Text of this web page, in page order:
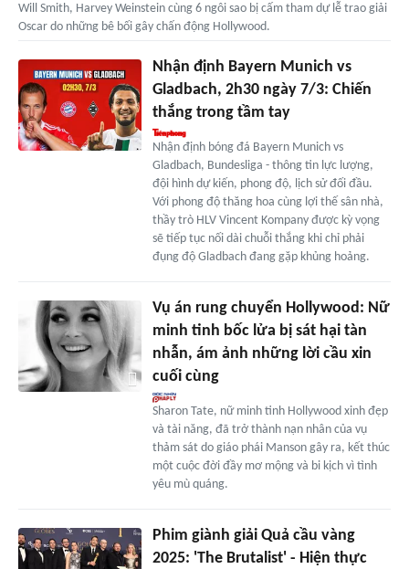
Will Smith, Harvey Weinstein cùng 6 ngôi sao bị cấm tham dự lễ trao giải
Oscar do những bê bối gây chấn động Hollywood.
Nhận định Bayern Munich vs
Gladbach, 2h30 ngày 7/3: Chiến
thắng trong tầm tay
Nhận định bóng đá Bayern Munich vs
Gladbach, Bundesliga - thông tin lực lượng,
đội hình dự kiến, phong độ, lịch sử đối đầu.
Với phong độ thăng hoa cùng lợi thế sân nhà,
thầy trò HLV Vincent Kompany được kỳ vọng
sẽ tiếp tục nối dài chuỗi thắng khi chỉ phải
đụng độ Gladbach đang gặp khủng hoảng.
Vụ án rung chuyển Hollywood: Nữ
minh tinh bốc lửa bị sát hại tàn
nhẫn, ám ảnh những lời cầu xin
cuối cùng
Sharon Tate, nữ minh tinh Hollywood xinh đẹp
và tài năng, đã trở thành nạn nhân của vụ
thảm sát do giáo phái Manson gây ra, kết thúc
một cuộc đời đầy mơ mộng và bi kịch vì tình
yêu mù quáng.
Phim giành giải Quả cầu vàng
2025: 'The Brutalist' - Hiện thực